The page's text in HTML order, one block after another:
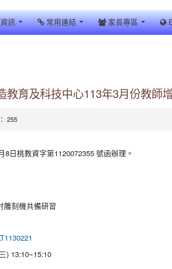
訊 常用連結 家長專區
教育及科技中心113年3月份教師
255
日桃教資字第1120072355 號函辦理。
刻機共備研習
) 13:10~15:10